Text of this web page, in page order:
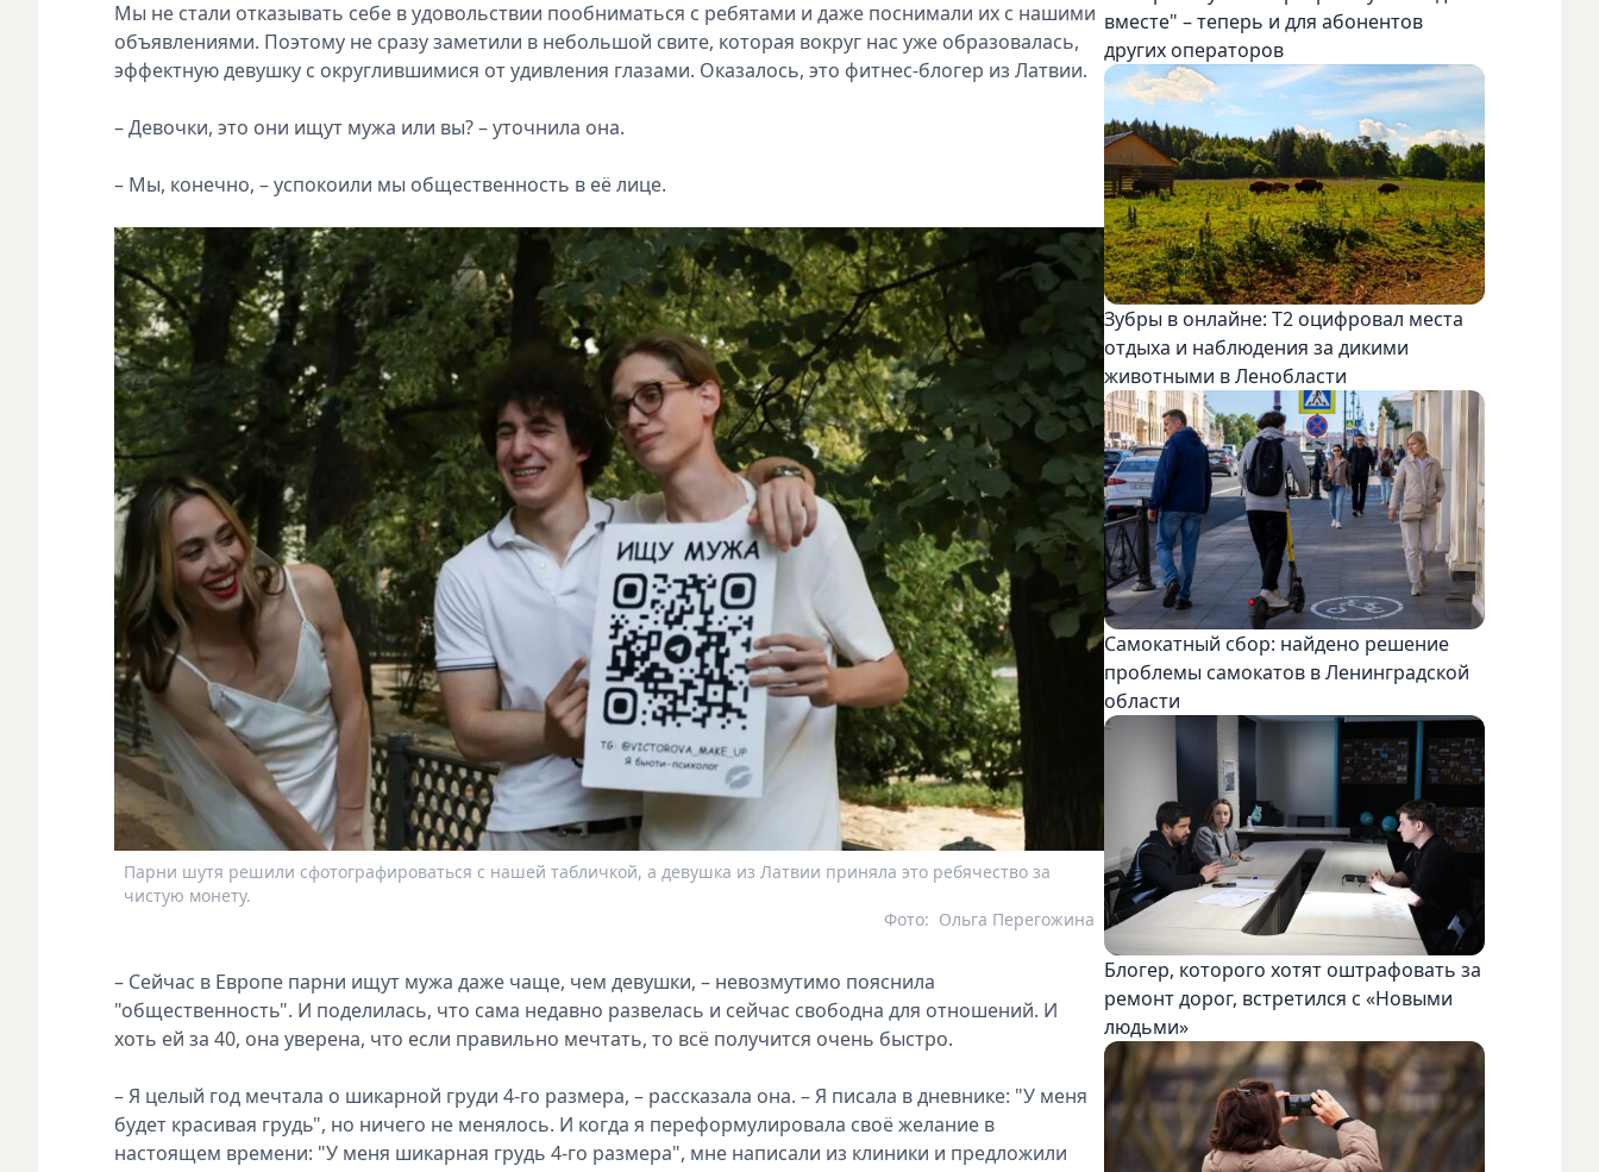
Мы не стали отказывать себе в удовольствии пообниматься с ребятами и даже поснимали их с нашими
объявлениями. Поэтому не сразу заметили в небольшой свите, которая вокруг нас уже образовалась,
эффектную девушку с округлившимися от удивления глазами. Оказалось, это фитнес-блогер из Латвии.
– Девочки, это они ищут мужа или вы? – уточнила она.
– Мы, конечно, – успокоили мы общественность в её лице.
Парни шутя решили сфотографироваться с нашей табличкой, а девушка из Латвии приняла это ребячество за
чистую монету.
Ольга Перегожина
Фото:
– Сейчас в Европе парни ищут мужа даже чаще, чем девушки, – невозмутимо пояснила
"общественность". И поделилась, что сама недавно развелась и сейчас свободна для отношений. И
хоть ей за 40, она уверена, что если правильно мечтать, то всё получится очень быстро.
– Я целый год мечтала о шикарной груди 4-го размера, – рассказала она. – Я писала в дневнике: "У меня
будет красивая грудь", но ничего не менялось. И когда я переформулировала своё желание в
настоящем времени: "У меня шикарная грудь 4-го размера", мне написали из клиники и предложили
вместе" – теперь и для абонентов
других операторов
Зубры в онлайне: Т2 оцифровал места
отдыха и наблюдения за дикими
животными в Ленобласти
Самокатный сбор: найдено решение
проблемы самокатов в Ленинградской
области
Блогер, которого хотят оштрафовать за
ремонт дорог, встретился с «Новыми
людьми»